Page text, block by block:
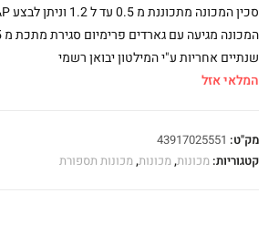
סכין המכונה מתכוננת מ 0.5 עד ל 1.2 וניתן לבצע ZERO GAP ל 0.1 מ"מ.
המכונה מגיעה עם גארדים פרימיום סגירת מתכת מ 1.5 מ"מ עד 25 מ"מ.
שנתיים אחריות ע"י המילטון יבואן רשמי
המלאי אזל
מק"ט: 43917025551
קטגוריות:מכונות,מכונות,מכונות תספורת